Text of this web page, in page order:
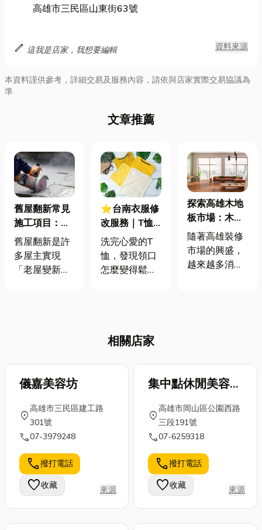
高雄市三民區山東街63號
edit 這我是店家，我想要編輯 資料來源
本資料謹供參考，詳細交易及服務內容，請依與店家實際交易協議為
準
文章推薦
舊屋翻新常見
施工項目：水
泥切割與牆體
拆除
舊屋翻新是許
多屋主實現
「老屋變新
整體空間格局
與施工安全，
割與牆體拆
除。 這兩項工
程不只是拆東
牆、移隔間那
麼簡單，背後
牽涉到結構、
噪音、粉塵與
施工精準度...
⭐台南衣服修
改服務｜T恤
領口鬆怎麼
辦？避免T恤
荷葉邊，這招
洗完心愛的T
恤，發現領口
怎麼變得鬆垮
的痛點！今天
你T恤領口鬆
掉的原因，以
單的方法讓它
果你的Ｔ恤領
口已經變形得
難以用簡單的
方法修復，我
們在文末也有
附上台南衣服
修...
探索高雄木地
板市場：木質
地板種類解
析，讓居家裝
潢風格更
隨著高雄裝修
市場的興盛，
越來越多消費
觸感，也能提
升✨室內裝潢
的品味。然
而，市面上的
木地板種類繁
多，包括木質
外塑木地板、
SPC地板、實
木地板與超耐
相關店家
儀嘉美容坊
location_on
高雄市三民區建工路
301號
call07-3979248
call撥打電話
favorite收藏 來源
集中點休閒美容指
壓護膚
location_on
高雄市岡山區公園西路
三段191號
call07-6259318
call撥打電話
favorite收藏 來源